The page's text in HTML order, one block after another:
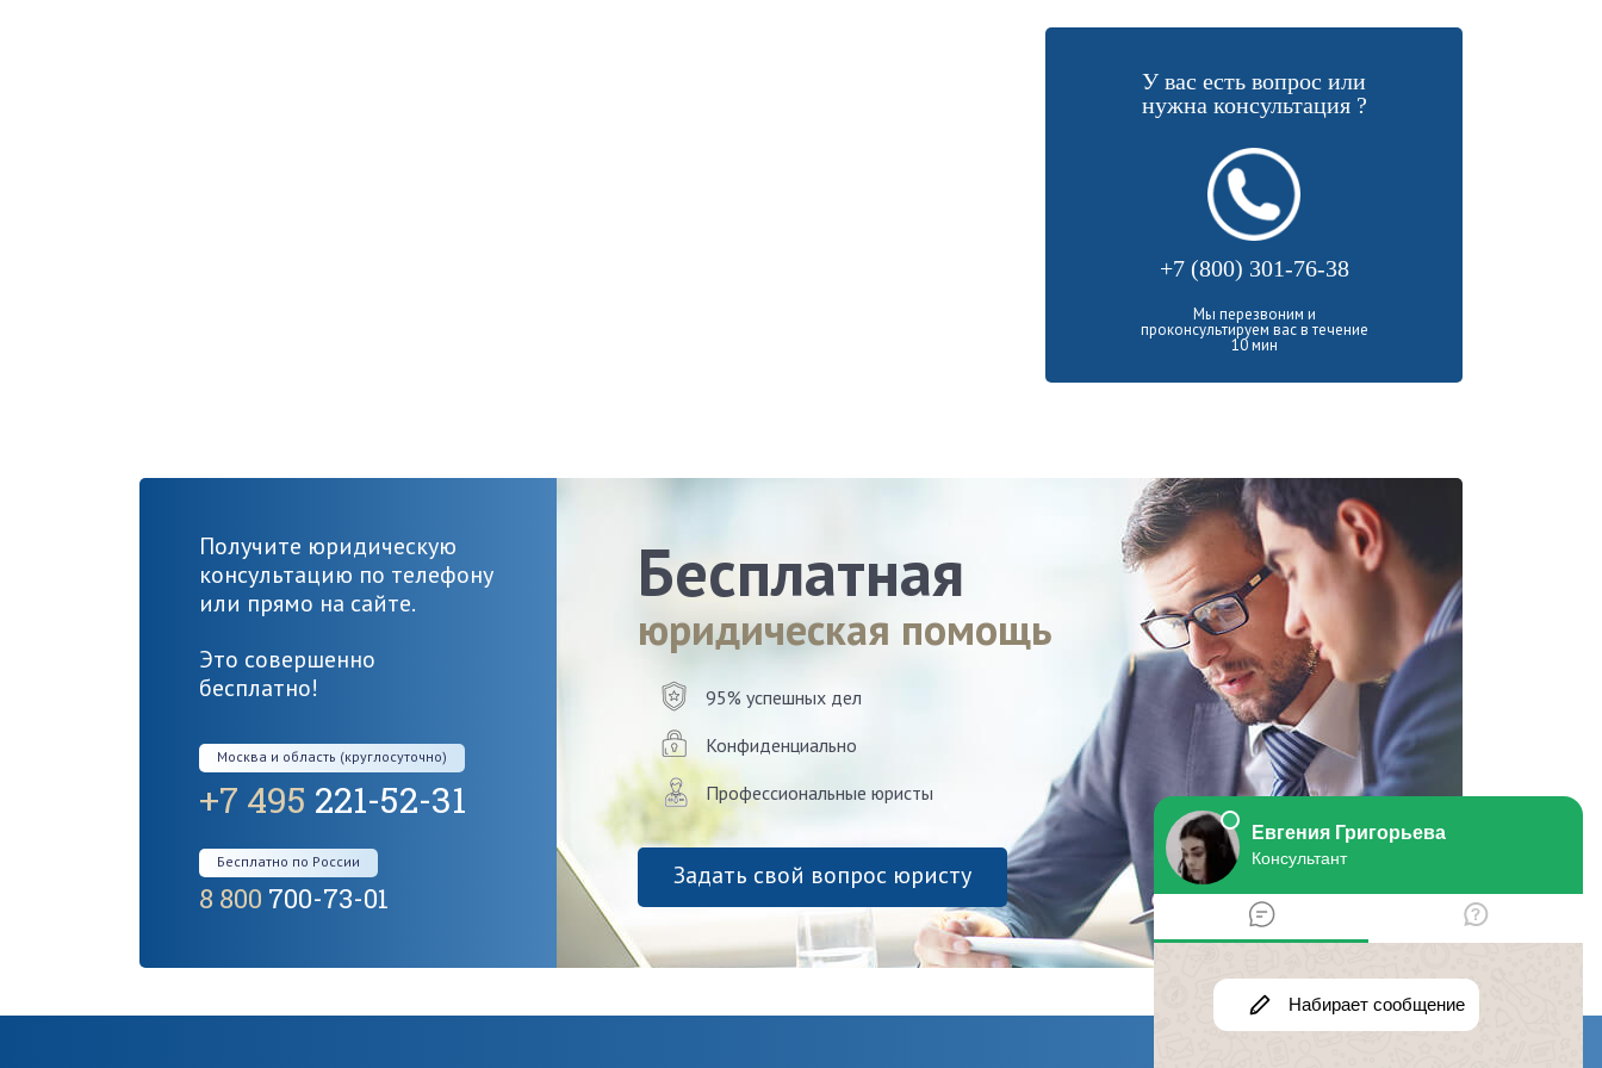
У вас есть вопрос или
нужна консультация ?
+7 (800) 301-76-38
Мы перезвоним и
проконсультируем вас в течение
10 мин
Получите юридическую
консультацию по телефону
или прямо на сайте.
Это совершенно
бесплатно!
Москва и область (круглосуточно)
+7 495 221-52-31
Бесплатно по России
8 800 700-73-01
Бесплатная
юридическая помощь
95% успешных дел
Конфиденциально
Профессиональные юристы
Задать свой вопрос юристу